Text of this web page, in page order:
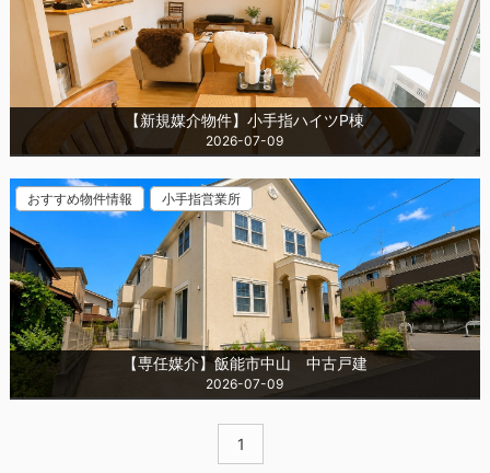
【新規媒介物件】小手指ハイツP棟
2026-07-09
おすすめ物件情報 小手指営業所
【専任媒介】飯能市中山 中古戸建
2026-07-09
1